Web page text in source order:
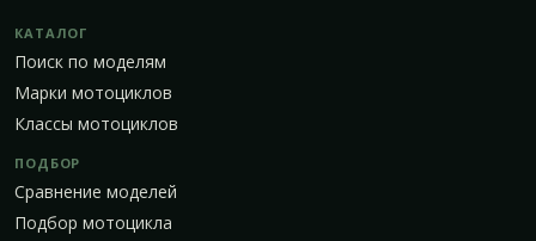
КАТАЛОГ
Поиск по моделям
Марки мотоциклов
Классы мотоциклов
ПОДБОР
Сравнение моделей
Подбор мотоцикла